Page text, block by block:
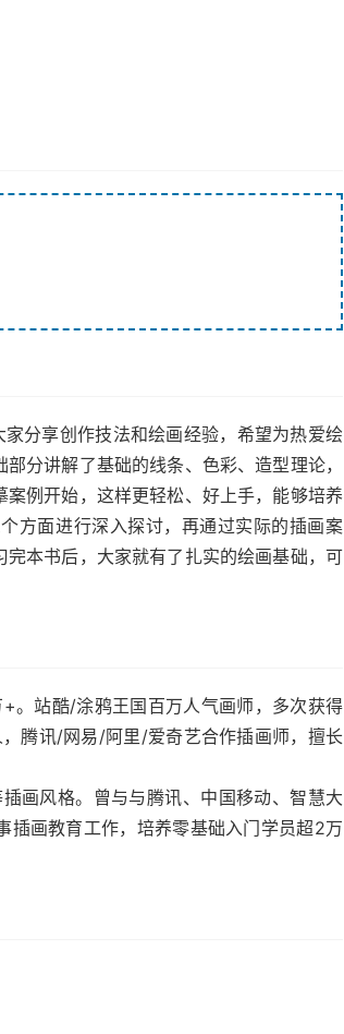
分享创作技法和绘画经验，希望为热爱绘
分讲解了基础的线条、色彩、造型理论，
例开始，这样更轻松、好上手，能够培养
方面进行深入探讨，再通过实际的插画案
本书后，大家就有了扎实的绘画基础，可
。站酷/涂鸦王国百万人气画师，多次获得
腾讯/网易/阿里/爱奇艺合作插画师，擅长
画风格。曾与与腾讯、中国移动、智慧大
插画教育工作，培养零基础入门学员超2万